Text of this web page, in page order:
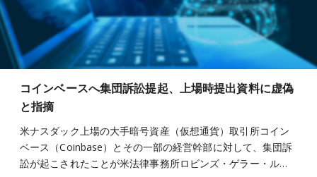
コインベースへ集団訴訟提起、上場時提出資料に虚偽
と指摘
米ナスダック上場の大手暗号資産（仮想通貨）取引所コイン
ベース（Coinbase）とその一部の経営幹部に対して、集団訴
訟が起こされたことが米法律事務所ロビンズ・ゲラー・ル…